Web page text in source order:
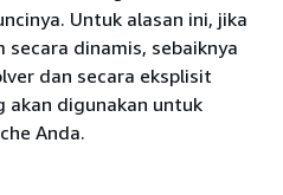
Untuk alasan ini, jika
dinamis, sebaiknya
dan secara eksplisit
akan digunakan untuk
Anda.